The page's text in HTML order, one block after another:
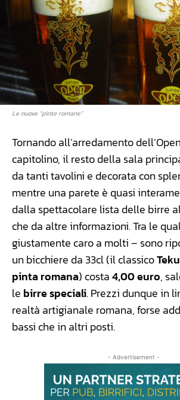
Le nuove “pinte romane”
Tornando all’arredamento
capitolino, il resto della sala
da tanti tavolini e decorata con
mentre una parete è quasi
dalla spettacolare lista delle birre
che da altre informazioni. Tra le
giustamente caro a molti – sono
un bicchiere da 33cl (il classicoTeku
pinta romana) costa4,00 euro,
le birre speciali. Prezzi dunque in
realtà artigianale romana, forse
bassi che in altri posti.
- Advertisement -